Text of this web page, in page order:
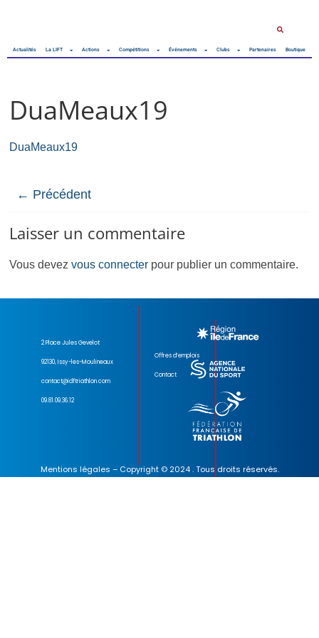
Actualités La LIFT Actions Compétitions Événements Clubs Partenaires Boutique
DuaMeaux19
DuaMeaux19
← Précédent
Laisser un commentaire
Vous devezvous connecter pour publier un commentaire.
2 Place Jules Gevelot
92130, Issy-les-Moulineaux
contact@idftriathlon.com
09.81.09.36.12
Offres d’emplois
Contact
Mentions légales – Copyright © 2024 . Tous droits réservés.